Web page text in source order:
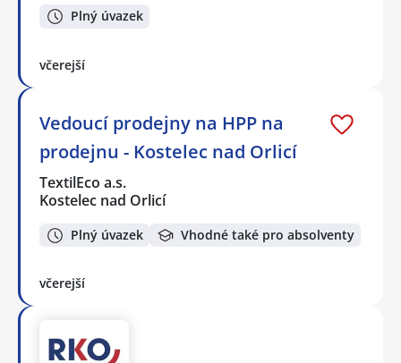
Plný úvazek
včerejší
Vedoucí prodejny na HPP na
prodejnu - Kostelec nad Orlicí
TextilEco a.s.
Kostelec nad Orlicí
Plný úvazek Vhodné také pro absolventy
včerejší